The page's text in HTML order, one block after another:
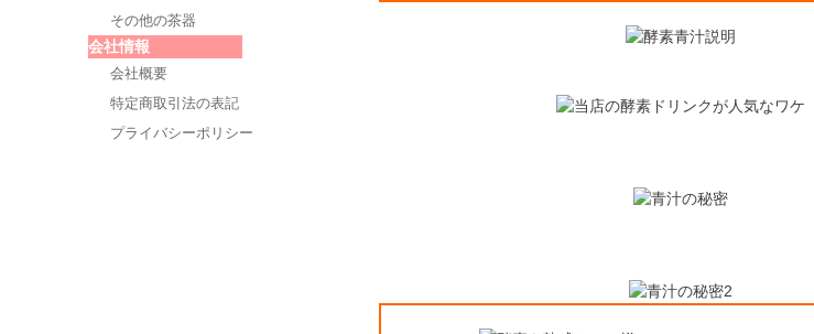
その他の茶器
会社情報
会社概要
特定商取引法の表記
プライバシーポリシー